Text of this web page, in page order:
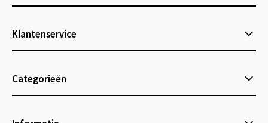
Klantenservice
Categorieën